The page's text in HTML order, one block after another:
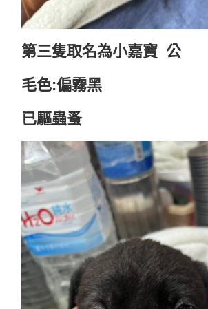
第三隻取名為小嘉寶 公
毛色:偏霧黑
已驅蟲蚤